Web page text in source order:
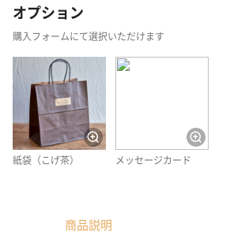
オプション
購入フォームにて選択いただけます
紙袋（こげ茶） メッセージカード
商品説明